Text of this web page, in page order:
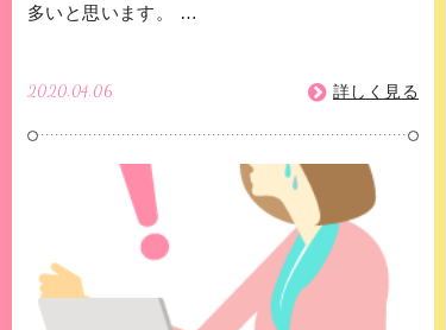
多いと思います。 …
2020.04.06 詳しく見る